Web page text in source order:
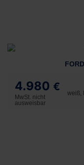
4.980 €
MwSt. nicht
ausweisbar
weiß,